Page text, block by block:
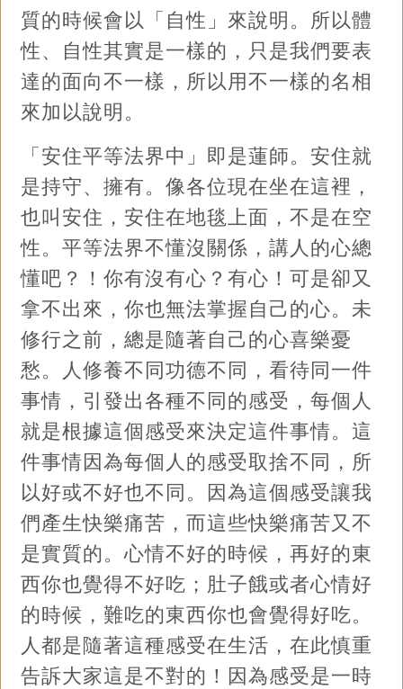
質的時候會以「自性」來說明。所以體
性、自性其實是一樣的，只是我們要表
達的面向不一樣，所以用不一樣的名相
來加以說明。
「安住平等法界中」即是蓮師。安住就
是持守、擁有。像各位現在坐在這裡，
也叫安住，安住在地毯上面，不是在空
性。平等法界不懂沒關係，講人的心總
懂吧？！你有沒有心？有心！可是卻又
拿不出來，你也無法掌握自己的心。未
修行之前，總是隨著自己的心喜樂憂
愁。人修養不同功德不同，看待同一件
事情，引發出各種不同的感受，每個人
就是根據這個感受來決定這件事情。這
件事情因為每個人的感受取捨不同，所
以好或不好也不同。因為這個感受讓我
們產生快樂痛苦，而這些快樂痛苦又不
是實質的。心情不好的時候，再好的東
西你也覺得不好吃；肚子餓或者心情好
的時候，難吃的東西你也會覺得好吃。
人都是隨著這種感受在生活，在此慎重
告訴大家這是不對的！因為感受是一時